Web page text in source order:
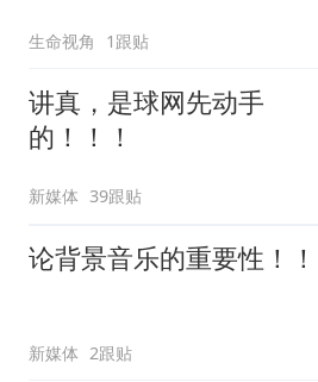
生命视角 1跟贴
讲真，是球网先动手
的！！！
新媒体 39跟贴
论背景音乐的重要性！！
新媒体 2跟贴